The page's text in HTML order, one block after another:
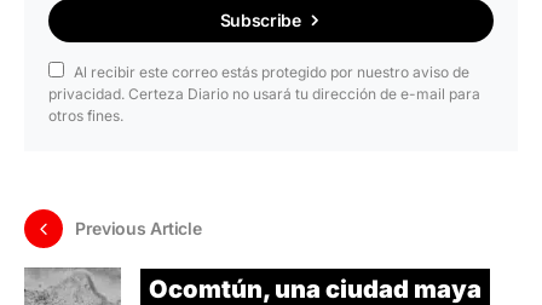
Subscribe
Al recibir este correo estás protegido por nuestro aviso de
privacidad. Certeza Diario no usará tu dirección de e-mail para
otros fines.
Previous Article
Ocomtún, una ciudad maya